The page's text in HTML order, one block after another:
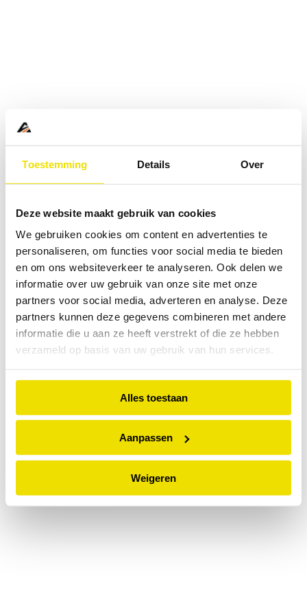
Toestemming Details Over
Deze website maakt gebruik van cookies
We gebruiken cookies om content en advertenties te
personaliseren, om functies voor social media te bieden
en om ons websiteverkeer te analyseren. Ook delen we
informatie over uw gebruik van onze site met onze
partners voor social media, adverteren en analyse. Deze
partners kunnen deze gegevens combineren met andere
informatie die u aan ze heeft verstrekt of die ze hebben
verzameld op basis van uw gebruik van hun services.
Alles toestaan
Aanpassen
Weigeren
Application error: a client-side exception has occurred while
loadingwww.abd.nl(see the browser consolefor more
information).